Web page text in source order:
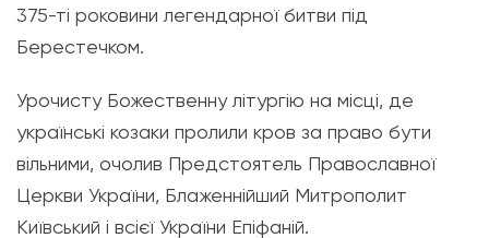
375-ті роковини легендарної битви під
Берестечком.
Урочисту Божественну літургію на місці, де
українські козаки пролили кров за право бути
вільними, очолив Предстоятель Православної
Церкви України, Блаженнійший Митрополит
Київський і всієї України Епіфаній.